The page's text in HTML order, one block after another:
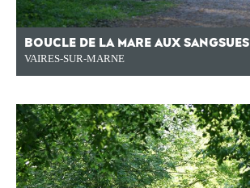
BOUCLE DE LA MARE AUX SANGSUES
VAIRES-SUR-MARNE